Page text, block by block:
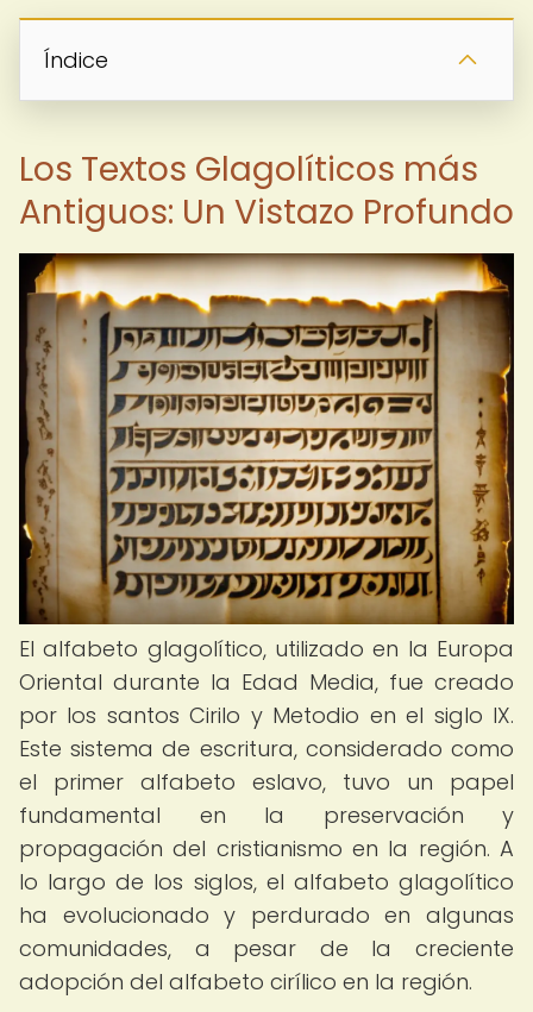
Índice
Los Textos Glagolíticos más
Antiguos: Un Vistazo Profundo
El alfabeto glagolítico, utilizado en la Europa
Oriental durante la Edad Media, fue creado
por los santos Cirilo y Metodio en el siglo IX.
Este sistema de escritura, considerado como
el primer alfabeto eslavo, tuvo un papel
fundamental en la preservación y
propagación del cristianismo en la región. A
lo largo de los siglos, el alfabeto glagolítico
ha evolucionado y perdurado en algunas
comunidades, a pesar de la creciente
adopción del alfabeto cirílico en la región.